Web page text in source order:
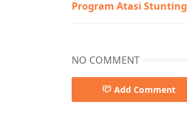
Program Atasi Stunting
NO COMMENT
Add Comment